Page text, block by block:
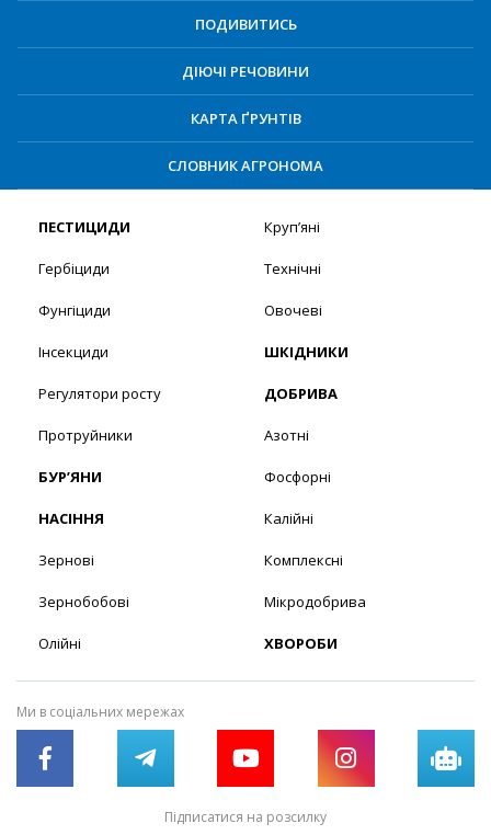
ПОДИВИТИСЬ
ДІЮЧІ РЕЧОВИНИ
КАРТА ҐРУНТІВ
СЛОВНИК АГРОНОМА
ПЕСТИЦИДИ
Гербіциди
Фунгіциди
Інсекциди
Регулятори росту
Протруйники
БУР’ЯНИ
НАСІННЯ
Зернові
Зернобобові
Олійні
Круп’яні
Технічні
Овочеві
ШКІДНИКИ
ДОБРИВА
Азотні
Фосфорні
Калійні
Комплексні
Мікродобрива
ХВОРОБИ
Ми в соціальних мережах
Підписатися на розсилку